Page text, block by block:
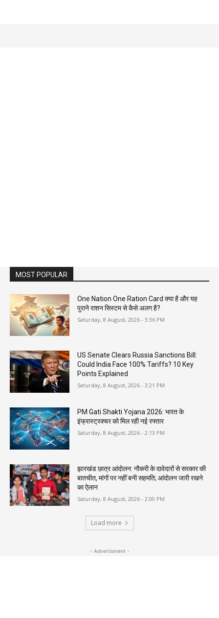
MOST POPULAR
One Nation One Ration Card क्या है और यह
पुराने राशन सिस्टम से कैसे अलग है?
Saturday, 8 August, 2026 - 3:36 PM
US Senate Clears Russia Sanctions Bill:
Could India Face 100% Tariffs? 10 Key
Points Explained
Saturday, 8 August, 2026 - 3:21 PM
PM Gati Shakti Yojana 2026: भारत के
इंफ्रास्ट्रक्चर को मिल रही नई रफ्तार
Saturday, 8 August, 2026 - 2:13 PM
झारखंड छात्र आंदोलन: नौकरी के दावेदारों से सरकार की
बातचीत, मांगों पर नहीं बनी सहमति; आंदोलन जारी रखने
का ऐलान
Saturday, 8 August, 2026 - 2:00 PM
Load more
- Advertisment -